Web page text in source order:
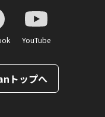
YouTube
トップへ